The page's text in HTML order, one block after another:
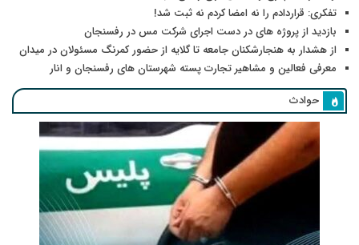
تفکری: قراردادم را نه امضا کردم نه ثبت شد!
بازدید از پروژه های در دست اجرای شرکت مس در رفسنجان
از هشدار به هنجارشکنان جامعه تا گلایه از حضور کمرنگ مسئولان در میدان
معرفی فعالین و مشاهیر تجارت پسته شهرستان های رفسنجان و انار
حوادث